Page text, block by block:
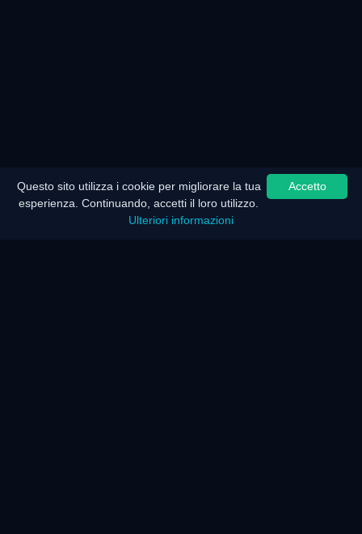
Accetto
Questo sito utilizza i cookie per migliorare la tua
esperienza. Continuando, accetti il loro utilizzo.
Ulteriori informazioni